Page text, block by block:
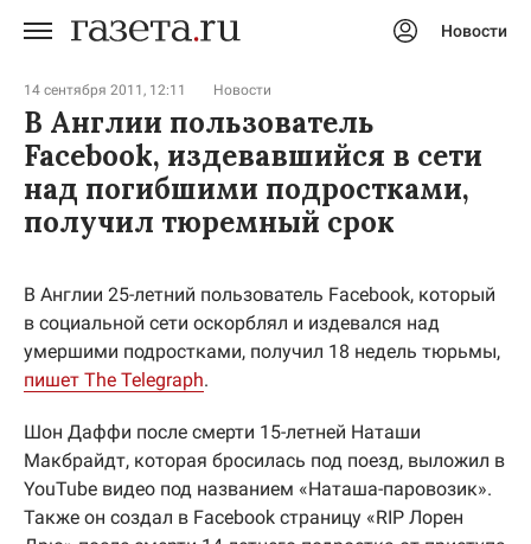
Новости
14 сентября 2011, 12:11 Новости
В Англии пользователь
Facebook, издевавшийся в сети
над погибшими подростками,
получил тюремный срок
В Англии 25-летний пользователь Facebook, который
в социальной сети оскорблял и издевался над
умершими подростками, получил 18 недель тюрьмы,
пишет The Telegraph.
Шон Даффи после смерти 15-летней Наташи
Макбрайдт, которая бросилась под поезд, выложил в
YouTube видео под названием «Наташа-паровозик».
Также он создал в Facebook страницу «RIP Лорен